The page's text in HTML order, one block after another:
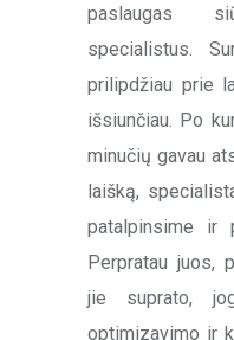
paslaugas
specialistus.
prilipdžiau prie
išsiunčiau. Po
minučių gavau
laišką,
patalpinsime ir
Perpratau juos,
jie suprato,
optimizavimo ir